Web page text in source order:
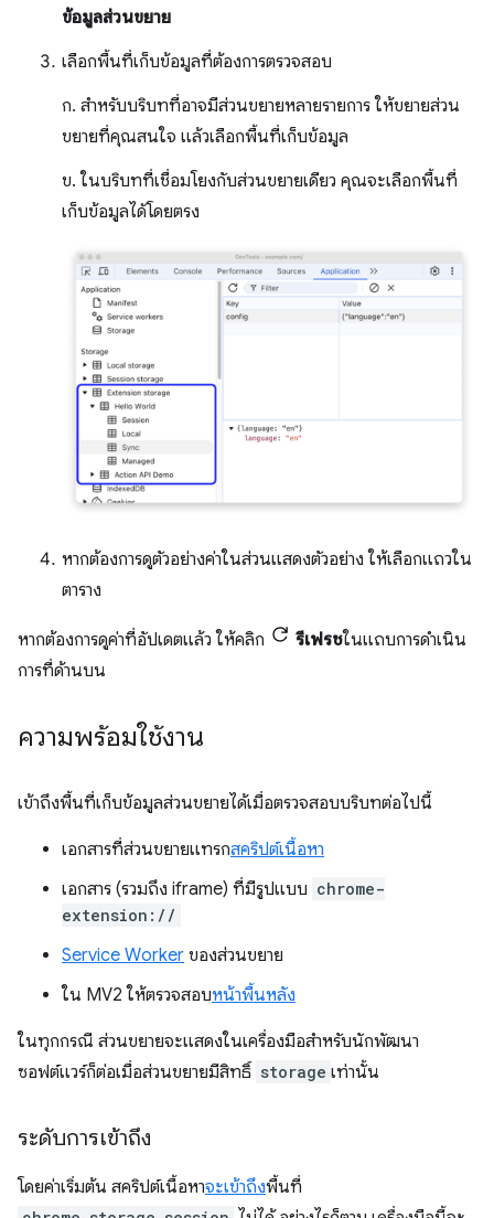
ข้อมูลส่วนขยาย
เลือกพื้นที่เก็บข้อมูลที่ต้องการตรวจสอบ
ก. สำหรับบริบทที่อาจมีส่วนขยายหลายรายการ ให้ขยายส่วน
ขยายที่คุณสนใจ แล้วเลือกพื้นที่เก็บข้อมูล
ข. ในบริบทที่เชื่อมโยงกับส่วนขยายเดียว คุณจะเลือกพื้นที่
เก็บข้อมูลได้โดยตรง
หากต้องการดูตัวอย่างค่าในส่วนแสดงตัวอย่าง ให้เลือกแถวใน
ตาราง
หากต้องการดูค่าที่อัปเดตแล้ว ให้คลิก รีเฟรชในแถบการดำเนิน
การที่ด้านบน
ความพร้อมใช้งาน
เข้าถึงพื้นที่เก็บข้อมูลส่วนขยายได้เมื่อตรวจสอบบริบทต่อไปนี้
เอกสารที่ส่วนขยายแทรกสคริปต์เนื้อหา
เอกสาร (รวมถึง iframe) ที่มีรูปแบบ chrome-
extension://
Service Worker ของส่วนขยาย
ใน MV2 ให้ตรวจสอบหน้าพื้นหลัง
ในทุกกรณี ส่วนขยายจะแสดงในเครื่องมือสำหรับนักพัฒนา
ซอฟต์แวร์ก็ต่อเมื่อส่วนขยายมีสิทธิ์ storage เท่านั้น
ระดับการเข้าถึง
โดยค่าเริ่มต้น สคริปต์เนื้อหาจะเข้าถึงพื้นที่